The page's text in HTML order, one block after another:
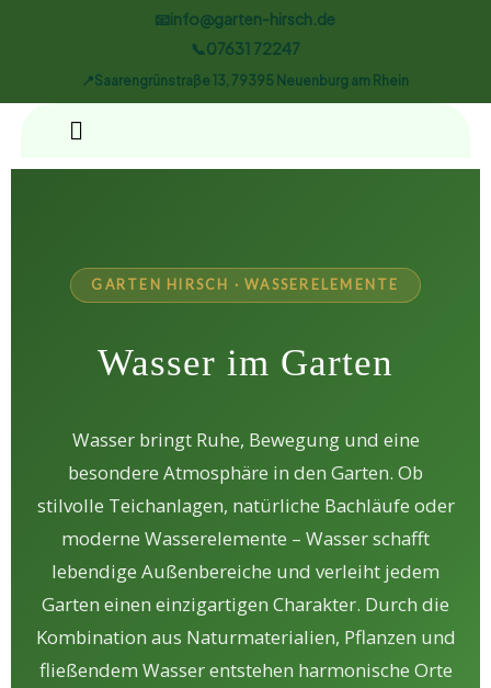
📧info@garten-hirsch.de
📞07631 72247
📍Saarengrünstraße 13, 79395 Neuenburg am Rhein
GARTEN HIRSCH · WASSERELEMENTE
Wasser im Garten
Wasser bringt Ruhe, Bewegung und eine
besondere Atmosphäre in den Garten. Ob
stilvolle Teichanlagen, natürliche Bachläufe oder
moderne Wasserelemente – Wasser schafft
lebendige Außenbereiche und verleiht jedem
Garten einen einzigartigen Charakter. Durch die
Kombination aus Naturmaterialien, Pflanzen und
fließendem Wasser entstehen harmonische Orte